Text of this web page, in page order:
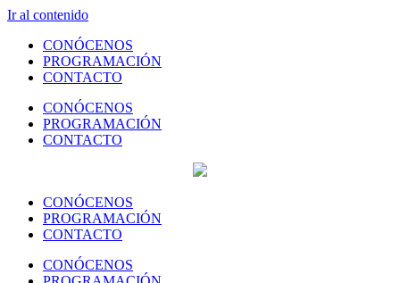
Ir al contenido
CONÓCENOS
PROGRAMACIÓN
CONTACTO
CONÓCENOS
PROGRAMACIÓN
CONTACTO
CONÓCENOS
PROGRAMACIÓN
CONTACTO
CONÓCENOS